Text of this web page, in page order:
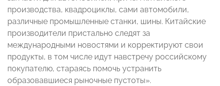
производства, квадроциклы, сами автомобили,
различные промышленные станки, шины. Китайские
производители пристально следят за
международными новостями и корректируют свои
продукты, в том числе идут навстречу российскому
покупателю, стараясь помочь устранить
образовавшиеся рыночные пустоты».